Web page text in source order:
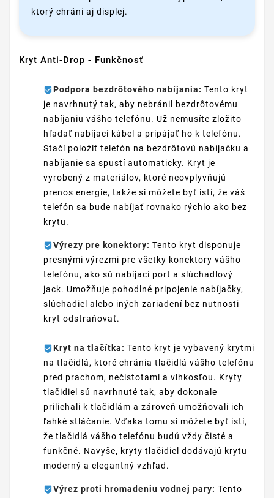
ktorý chráni aj displej.
Kryt Anti-Drop - Funkčnosť
Podpora bezdrôtového nabíjania: Tento kryt
je navrhnutý tak, aby nebránil bezdrôtovému
nabíjaniu vášho telefónu. Už nemusíte zložito
hľadať nabíjací kábel a pripájať ho k telefónu.
Stačí položiť telefón na bezdrôtovú nabíjačku a
nabíjanie sa spustí automaticky. Kryt je
vyrobený z materiálov, ktoré neovplyvňujú
prenos energie, takže si môžete byť istí, že váš
telefón sa bude nabíjať rovnako rýchlo ako bez
krytu.
Výrezy pre konektory: Tento kryt disponuje
presnými výrezmi pre všetky konektory vášho
telefónu, ako sú nabíjací port a slúchadlový
jack. Umožňuje pohodlné pripojenie nabíjačky,
slúchadiel alebo iných zariadení bez nutnosti
kryt odstraňovať.
Kryt na tlačítka: Tento kryt je vybavený krytmi
na tlačidlá, ktoré chránia tlačidlá vášho telefónu
pred prachom, nečistotami a vlhkosťou. Kryty
tlačidiel sú navrhnuté tak, aby dokonale
priliehali k tlačidlám a zároveň umožňovali ich
ľahké stláčanie. Vďaka tomu si môžete byť istí,
že tlačidlá vášho telefónu budú vždy čisté a
funkčné. Navyše, kryty tlačidiel dodávajú krytu
moderný a elegantný vzhľad.
Výrez proti hromadeniu vodnej pary: Tento